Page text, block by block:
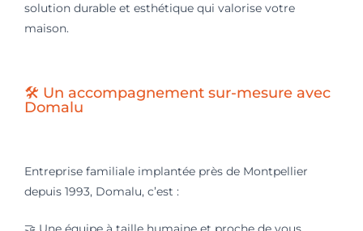
solution durable et esthétique qui valorise votre
maison.
🛠️ Un accompagnement sur-mesure avec
Domalu
Entreprise familiale implantée près de Montpellier
depuis 1993, Domalu, c’est :